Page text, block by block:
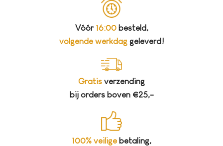
Vóór 16:00besteld,
volgende werkdag geleverd!
Gratis verzending
bij orders boven €25,-
100% veiligebetaling,